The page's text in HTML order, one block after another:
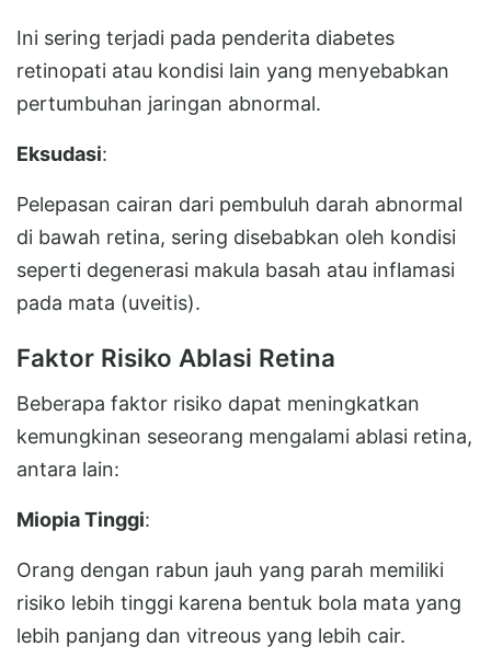
Ini sering terjadi pada penderita diabetes
retinopati atau kondisi lain yang menyebabkan
pertumbuhan jaringan abnormal.
Eksudasi:
Pelepasan cairan dari pembuluh darah abnormal
di bawah retina, sering disebabkan oleh kondisi
seperti degenerasi makula basah atau inflamasi
pada mata (uveitis).
Faktor Risiko Ablasi Retina
Beberapa faktor risiko dapat meningkatkan
kemungkinan seseorang mengalami ablasi retina,
antara lain:
Miopia Tinggi:
Orang dengan rabun jauh yang parah memiliki
risiko lebih tinggi karena bentuk bola mata yang
lebih panjang dan vitreous yang lebih cair.